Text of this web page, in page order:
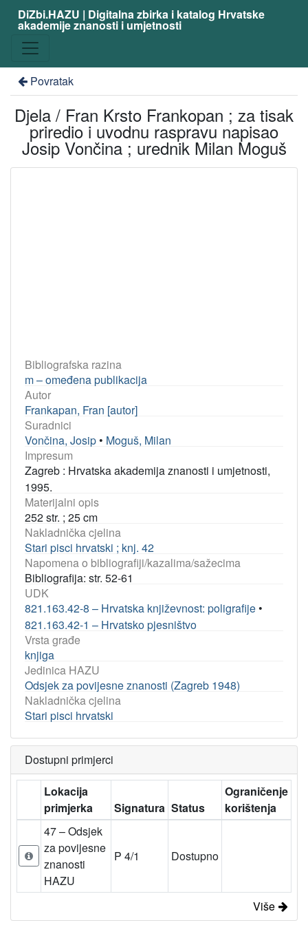
DiZbi.HAZU | Digitalna zbirka i katalog Hrvatske
akademije znanosti i umjetnosti
Povratak
Djela / Fran Krsto Frankopan ; za tisak
priredio i uvodnu raspravu napisao
Josip Vončina ; urednik Milan Moguš
Bibliografska razina
m – omeđena publikacija
Autor
Frankapan, Fran [autor]
Suradnici
Vončina, Josip • Moguš, Milan
Impresum
Zagreb : Hrvatska akademija znanosti i umjetnosti,
1995.
Materijalni opis
252 str. ; 25 cm
Nakladnička cjelina
Stari pisci hrvatski ; knj. 42
Napomena o bibliografiji/kazalima/sažecima
Bibliografija: str. 52-61
UDK
821.163.42-8 – Hrvatska književnost: poligrafije •
821.163.42-1 – Hrvatsko pjesništvo
Vrsta građe
knjiga
Jedinica HAZU
Odsjek za povijesne znanosti (Zagreb 1948)
Nakladnička cjelina
Stari pisci hrvatski
Dostupni primjerci
Lokacija
primjerka
Signatura Status
Ograničenje
korištenja
47 – Odsjek
za povijesne
znanosti
HAZU
P 4/1 Dostupno
Više